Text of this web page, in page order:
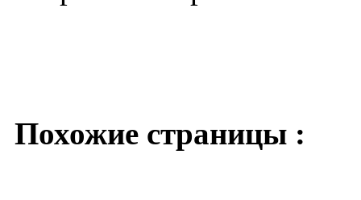
Похожие страницы :